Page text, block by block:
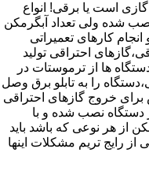
گازی است یا برقی! انواع
شده ولی تعداد آبگرمکن
کارهای تعمیراتی
احتراقی تولید
ها از ترموستات در
را به تابلو برق وصل
خروج گازهای احتراقی
دستگاه نصب شده و با
از هر نوعی که باشد باید
از رایج تریم مشکلات اینها